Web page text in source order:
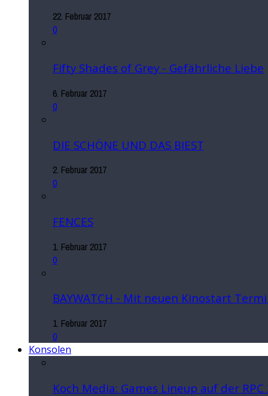
22. Februar 2017
0
Fifty Shades of Grey - Gefährliche Liebe
6. Februar 2017
0
DIE SCHÖNE UND DAS BIEST
2. Februar 2017
0
FENCES
1. Februar 2017
0
BAYWATCH - Mit neuen Kinostart
1. Februar 2017
0
Konsolen
Koch Media: Games Lineup auf der RPC